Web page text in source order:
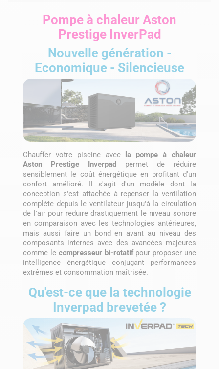
Pompe à chaleur Aston
Prestige InverPad
Nouvelle génération -
Economique - Silencieuse
Chauffer votre piscine avec
la pompe à chaleur
Aston Prestige Inverpad
permet de réduire
sensiblement le coût énergétique en profitant d'un
confort amélioré. Il s'agit d'un modèle dont la
conception s'est attachée à repenser la ventilation
complète depuis le ventilateur jusqu'à la circulation
de l'air pour réduire drastiquement le niveau sonore
en comparaison avec les technologies antérieures,
mais aussi faire un bond en avant au niveau des
composants internes avec des avancées majeures
comme le compresseur bi-rotatifpour proposer une
intelligence énergétique conjugant performances
extrêmes et consommation maîtrisée.
Qu'est-ce que la technologie
Inverpad brevetée ?